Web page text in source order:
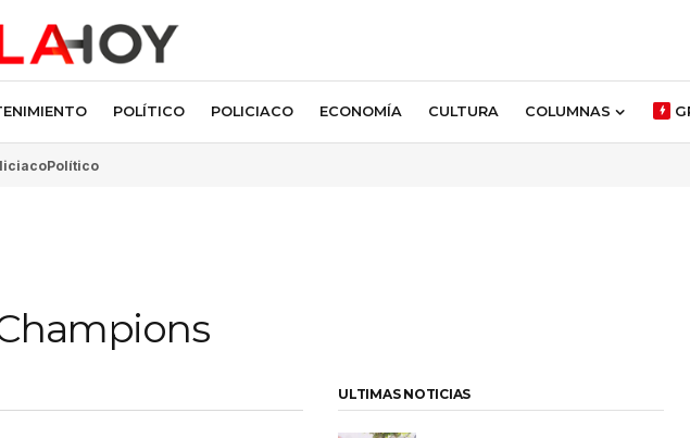
POLÍTICO POLICIACO ECONOMÍA CULTURA COLUMNAS
Político
ULTIMAS NOTICIAS